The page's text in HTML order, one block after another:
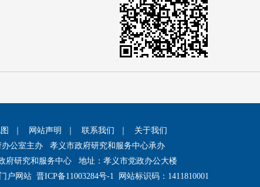
｜ 网站声明 ｜ 联系我们 ｜ 关于我们
办公室主办 孝义市政府研究和服务中心承办
府研究和服务中心 地址：孝义市党政办公大楼
户网站 晋ICP备11003284号-1
网站标识码：1411810001